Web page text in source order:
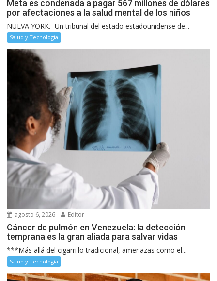
Meta es condenada a pagar 567 millones de dólares
por afectaciones a la salud mental de los niños
NUEVA YORK.- Un tribunal del estado estadounidense de...
Salud y Tecnología
agosto 6, 2026 Editor
Cáncer de pulmón en Venezuela: la detección
temprana es la gran aliada para salvar vidas
***Más allá del cigarrillo tradicional, amenazas como el...
Salud y Tecnología